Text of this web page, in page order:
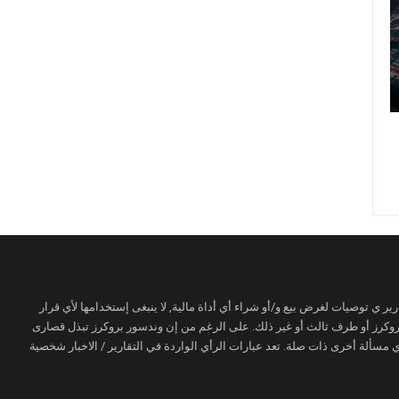
ي توصيات لغرض بيع و/أو شراء أي أداة مالية, لا ينبغى إستخدامها لأي قرار
أو طرف ثالث أو غير ذلك. على الرغم من إن وندسور بروكرز تبذل قصارى
أخرى ذات صلة. تعد عبارات الرأي الواردة في التقارير / الاخبار شخصية